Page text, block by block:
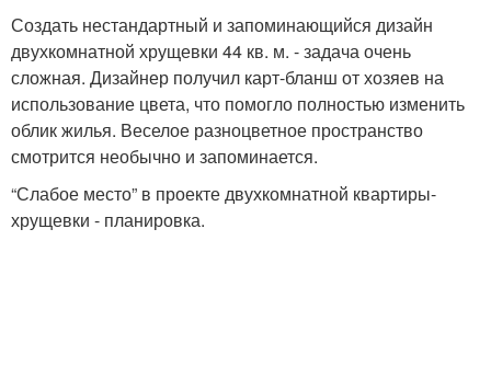
Создать нестандартный и запоминающийся дизайн
двухкомнатной хрущевки 44 кв. м. - задача очень
сложная. Дизайнер получил карт-бланш от хозяев на
использование цвета, что помогло полностью изменить
облик жилья. Веселое разноцветное пространство
смотрится необычно и запоминается.
“Слабое место” в проекте двухкомнатной квартиры-
хрущевки - планировка.